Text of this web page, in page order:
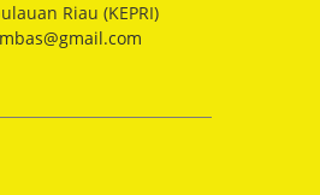
Riau (KEPRI)